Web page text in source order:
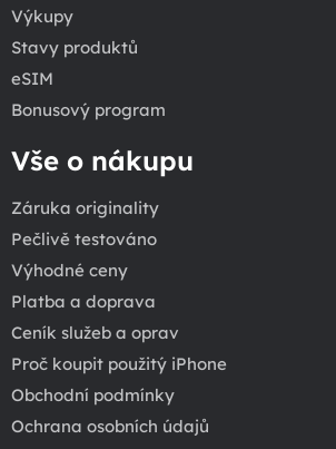
Výkupy
Stavy produktů
eSIM
Bonusový program
Vše o nákupu
Záruka originality
Pečlivě testováno
Výhodné ceny
Platba a doprava
Ceník služeb a oprav
Proč koupit použitý iPhone
Obchodní podmínky
Ochrana osobních údajů